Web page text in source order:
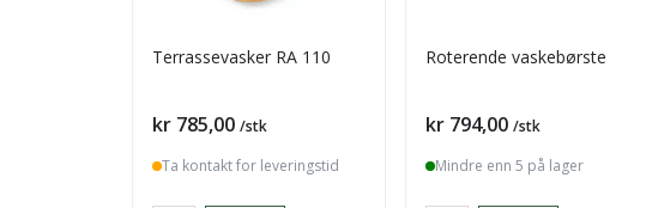
Terrassevasker RA 110
Pris
kr 785,00 /stk
Ta kontakt for leveringstid
Roterende vaskebørste
Pris
kr 794,00 /stk
Mindre enn 5 på lager